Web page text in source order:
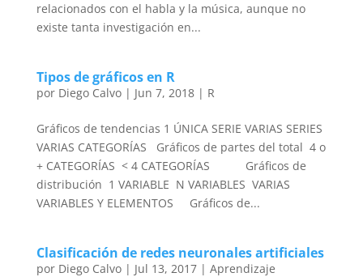
relacionados con el habla y la música, aunque no
existe tanta investigación en...
Tipos de gráficos en R
por Diego Calvo| Jun 7, 2018| R
Gráficos de tendencias 1 ÚNICA SERIE VARIAS SERIES
VARIAS CATEGORÍAS Gráficos de partes del total 4 o
+ CATEGORÍAS < 4 CATEGORÍAS Gráficos de
distribución 1 VARIABLE N VARIABLES VARIAS
VARIABLES Y ELEMENTOS Gráficos de...
Clasificación de redes neuronales artificiales
por Diego Calvo| Jul 13, 2017| Aprendizaje